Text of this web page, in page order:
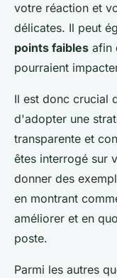
votre réaction et
délicates. Il peut
points faibles afin
pourraient
Il est donc crucial
d'adopter une
transparente et
êtes interrogé sur
donner des
en montrant
améliorer et en
poste.
Parmi les autres